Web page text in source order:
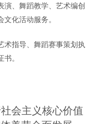
演、舞蹈教学、艺术编创
文化活动服务。
术指导、舞蹈赛事策划执
书。
会主义核心价值